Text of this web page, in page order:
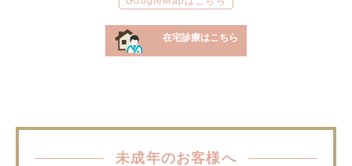
在宅診療はこちら
未成年のお客様へ